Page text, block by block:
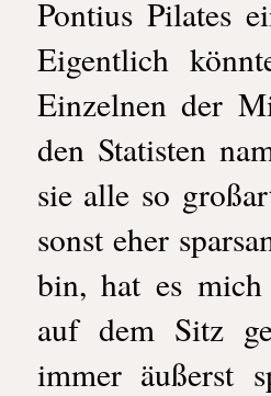
Pontius Pilates
Eigentlich
Einzelnen der
den Statisten
sie alle so
sonst eher
bin, hat es
auf dem Sitz
immer äußerst